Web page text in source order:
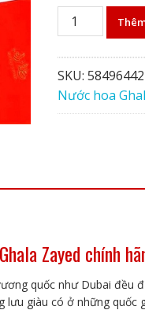
Nước
hoa
Ghala
Zayed
chính
hãng
SKU:
Nước hoa
Zayed chính
quốc như Dubai đều
giàu có ở những quốc